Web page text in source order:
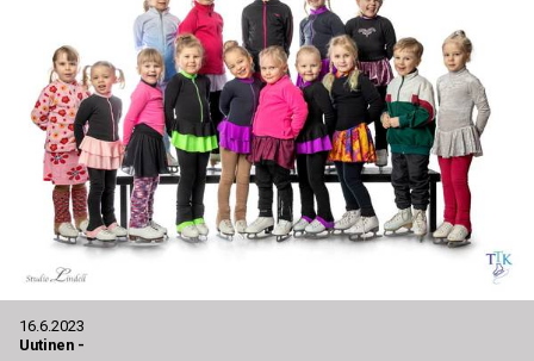
16.6.2023
Uutinen -